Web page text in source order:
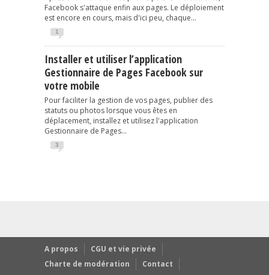
Facebook s'attaque enfin aux pages. Le déploiement
est encore en cours, mais d'ici peu, chaque...
1
Installer et utiliser l’application
Gestionnaire de Pages Facebook sur
votre mobile
Pour faciliter la gestion de vos pages, publier des
statuts ou photos lorsque vous êtes en
déplacement, installez et utilisez l'application
Gestionnaire de Pages...
3
A propos
CGU et vie privée
Charte de modération
Contact